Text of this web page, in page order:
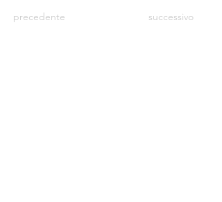
precedente successivo